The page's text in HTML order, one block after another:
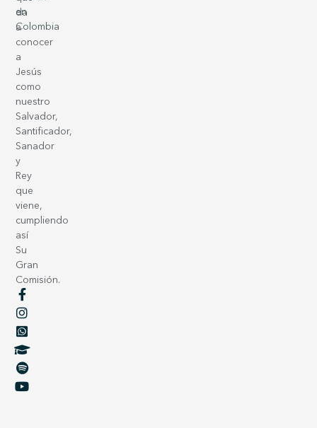
da
a
conocer
a
Jesús
como
nuestro
Salvador,
Santificador,
Sanador
y
Rey
que
viene,
cumpliendo
así
Su
Gran
Comisión.
en
Colombia